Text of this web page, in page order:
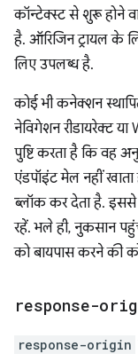
कॉन्टेक्स्ट से शुरू होने
है. ऑरिजिन ट्रायल के
लिए उपलब्ध है.
कोई भी कनेक्शन
नेविगेशन रीडायरेक्ट
पुष्टि करता है कि वह
एंडपॉइंट मेल नहीं
ब्लॉक कर देता है. इससे
रहें. भले ही, नुकसान
को बायपास करने की
response-
response-origin